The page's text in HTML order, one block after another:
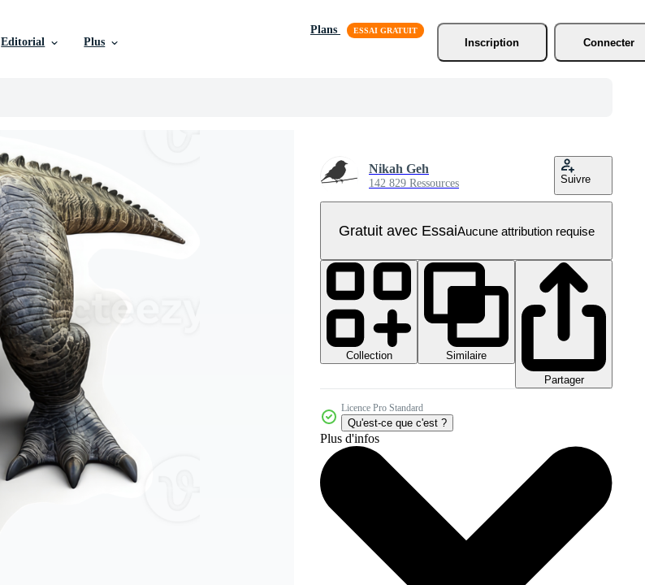
Editorial Plus
Plans
Inscription
Connecter
Nikah Geh
142 829 Ressources Suivre
Gratuit avec EssaiAucune attribution requise
Collection
Similaire
Partager
Licence Pro Standard
Qu'est-ce que c'est ?
Plus d'infos